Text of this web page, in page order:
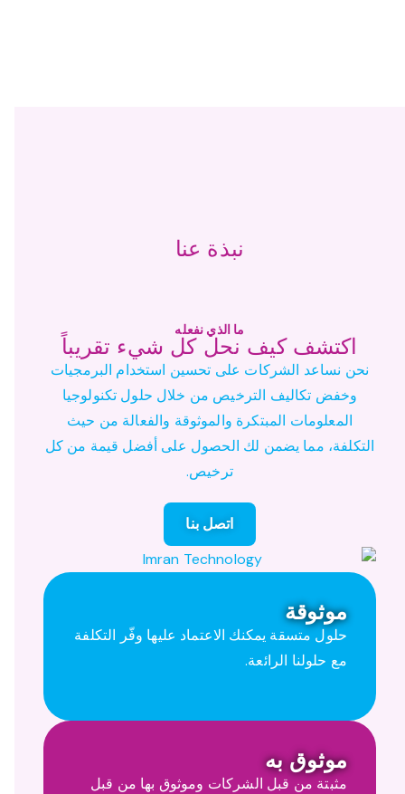
نبذة عنا
ما الذي نفعله
اكتشف كيف نحل كل شيء تقريباً
نحن نساعد الشركات على تحسين استخدام البرمجيات
وخفض تكاليف الترخيص من خلال حلول تكنولوجيا
المعلومات المبتكرة والموثوقة والفعالة من حيث
التكلفة، مما يضمن لك الحصول على أفضل قيمة من كل
ترخيص.
اتصل بنا
موثوقة
حلول متسقة يمكنك الاعتماد عليها وفّر التكلفة
مع حلولنا الرائعة.
موثوق به
مثبتة من قبل الشركات وموثوق بها من قبل